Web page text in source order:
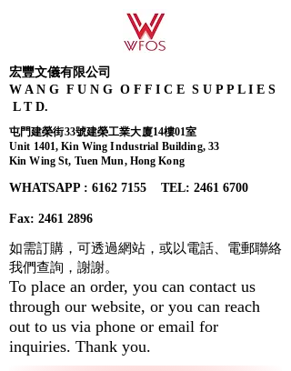
宏豐文儀有限公司
W A N G F U N G O F F I C E S U P P L I E S
L T D.
屯門建榮街33號建榮工業大廈14樓01室
Unit 1401, Kin Wing Industrial Building, 33
Kin Wing St, Tuen Mun, Hong Kong
WHATSAPP : 6162 7155​ TEL: 2461 6700
Fax: 2461 2896
如需訂購，可透過網站，或以電話、電郵聯絡
我們查詢， 謝謝。
To place an order, you can contact us
through our website, or you can reach
out to us via phone or email for
inquiries. Thank you.